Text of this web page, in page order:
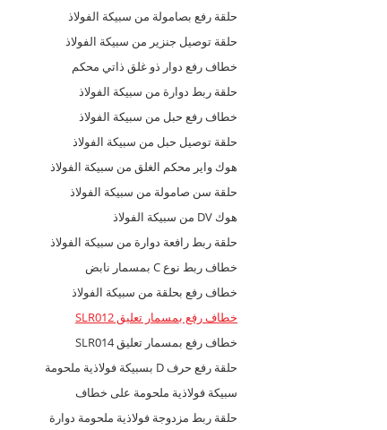
حلقة رفع بصامولة من سبيكة الفولاذ
حلقة توصيل جنزير من سبيكة الفولاذ
خطاف رفع دوار ذو غلق ذاتي محكم
حلقة ربط دوارة من سبيكة الفولاذ
خطاف رفع حبل من سبيكة الفولاذ
حلقة توصيل حبل من سبيكة الفولاذ
هوك واير محكم الغلق من سبيكة الفولاذ
حلقة سن صامولة من سبيكة الفولاذ
هوك DV من سبيكة الفولاذ
حلقة ربط رافعة دوارة من سبيكة الفولاذ
خطاف ربط نوع C بمسمار نابض
خطاف رفع بحلقة من سبيكة الفولاذ
خطاف رفع بمسمار تعليق SLR012
خطاف رفع بمسمار تعليق SLR014
حلقة رفع حرف D بسبيكة فولاذية ملحومة
سبيكة فولاذية ملحومة على خطاف
حلقة ربط مزدوجة فولاذية ملحومة دوارة